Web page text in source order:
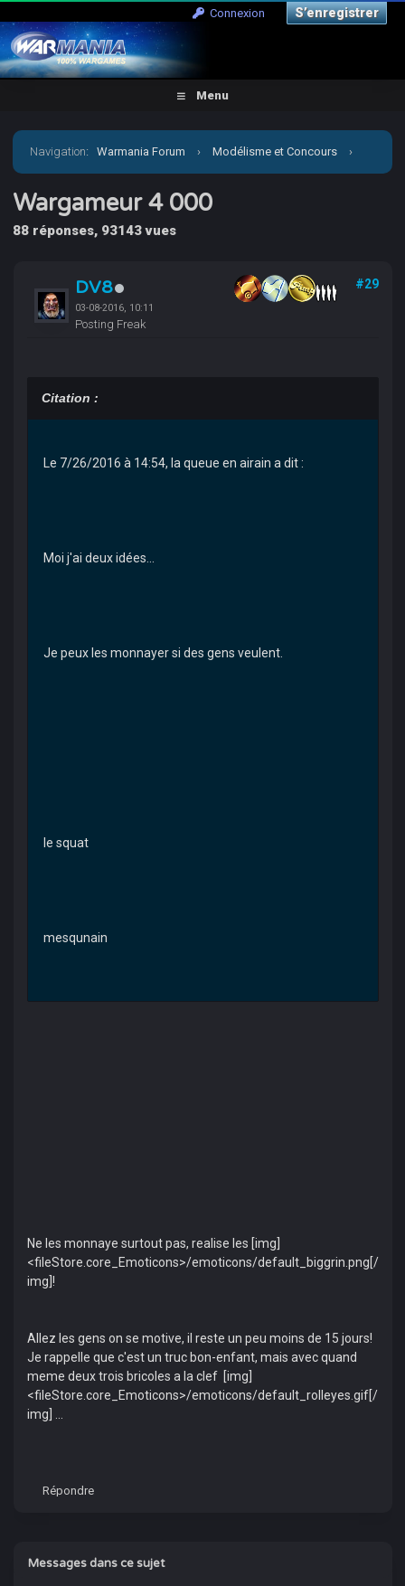
Connexion S’enregistrer
Menu
Navigation:Warmania Forum › Modélisme et Concours ›
Concours & défis › Wargameur 4 000
Wargameur 4 000
88 réponses, 93143 vues
DV8
03-08-2016, 10:11
Posting Freak
#29
Citation :
Le 7/26/2016 à 14:54, la queue en airain a dit :
Moi j'ai deux idées...
Je peux les monnayer si des gens veulent.
le squat
mesqunain
Ne les monnaye surtout pas, realise les [img]
<fileStore.core_Emoticons>/emoticons/default_biggrin.png[/
img]!
Allez les gens on se motive, il reste un peu moins de 15 jours!
Je rappelle que c'est un truc bon-enfant, mais avec quand
meme deux trois bricoles a la clef [img]
<fileStore.core_Emoticons>/emoticons/default_rolleyes.gif[/
img] ...
Répondre
Messages dans ce sujet